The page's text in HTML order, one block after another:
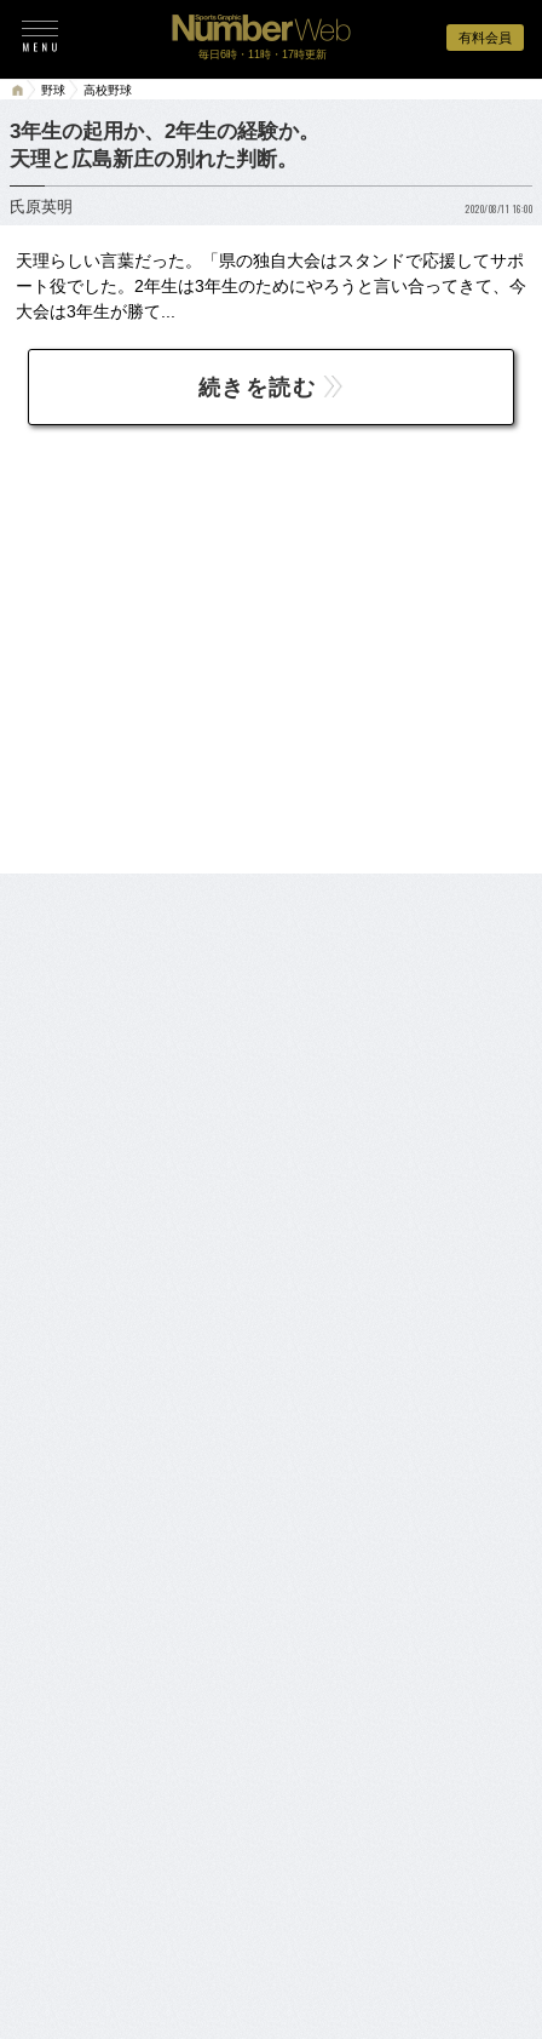
有料会員
毎日6時・11時・17時更新
野球 高校野球
3年生の起用か、2年生の経験か。
天理と広島新庄の別れた判断。
氏原英明 2020/08/11 16:00
天理らしい言葉だった。「県の独自大会はスタンドで応援してサポ
ート役でした。2年生は3年生のためにやろうと言い合ってきて、今
大会は3年生が勝て...
続きを読む